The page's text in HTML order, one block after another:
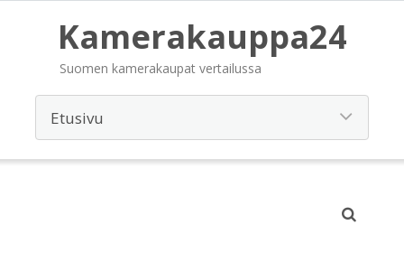
Kamerakauppa24
Suomen kamerakaupat vertailussa